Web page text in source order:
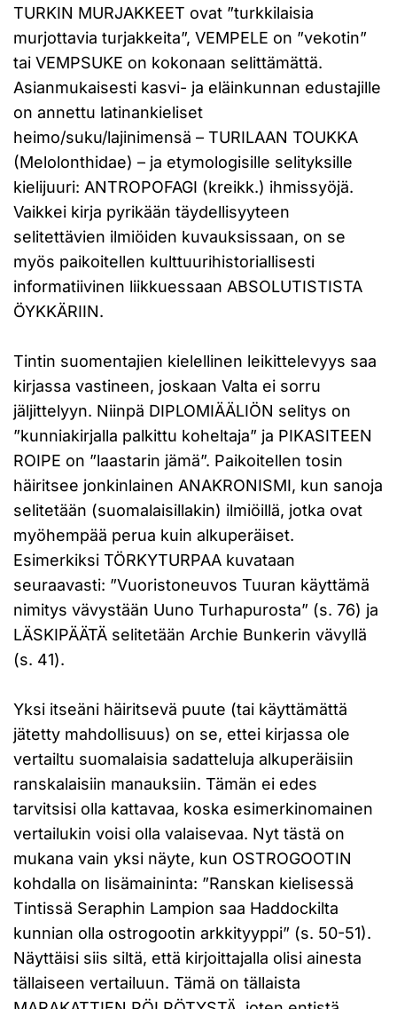
TURKIN MURJAKKEET ovat ”turkkilaisia
murjottavia turjakkeita”, VEMPELE on ”vekotin”
tai VEMPSUKE on kokonaan selittämättä.
Asianmukaisesti kasvi- ja eläinkunnan edustajille
on annettu latinankieliset
heimo/suku/lajinimensä – TURILAAN TOUKKA
(Melolonthidae) – ja etymologisille selityksille
kielijuuri: ANTROPOFAGI (kreikk.) ihmissyöjä.
Vaikkei kirja pyrikään täydellisyyteen
selitettävien ilmiöiden kuvauksissaan, on se
myös paikoitellen kulttuurihistoriallisesti
informatiivinen liikkuessaan ABSOLUTISTISTA
ÖYKKÄRIIN.
Tintin suomentajien kielellinen leikittelevyys saa
kirjassa vastineen, joskaan Valta ei sorru
jäljittelyyn. Niinpä DIPLOMIÄÄLIÖN selitys on
”kunniakirjalla palkittu koheltaja” ja PIKASITEEN
ROIPE on ”laastarin jämä”. Paikoitellen tosin
häiritsee jonkinlainen ANAKRONISMI, kun sanoja
selitetään (suomalaisillakin) ilmiöillä, jotka ovat
myöhempää perua kuin alkuperäiset.
Esimerkiksi TÖRKYTURPAA kuvataan
seuraavasti: ”Vuoristoneuvos Tuuran käyttämä
nimitys vävystään Uuno Turhapurosta” (s. 76) ja
LÄSKIPÄÄTÄ selitetään Archie Bunkerin vävyllä
(s. 41).
Yksi itseäni häiritsevä puute (tai käyttämättä
jätetty mahdollisuus) on se, ettei kirjassa ole
vertailtu suomalaisia sadatteluja alkuperäisiin
ranskalaisiin manauksiin. Tämän ei edes
tarvitsisi olla kattavaa, koska esimerkinomainen
vertailukin voisi olla valaisevaa. Nyt tästä on
mukana vain yksi näyte, kun OSTROGOOTIN
kohdalla on lisämaininta: ”Ranskan kielisessä
Tintissä Seraphin Lampion saa Haddockilta
kunnian olla ostrogootin arkkityyppi” (s. 50-51).
Näyttäisi siis siltä, että kirjoittajalla olisi ainesta
tällaiseen vertailuun. Tämä on tällaista